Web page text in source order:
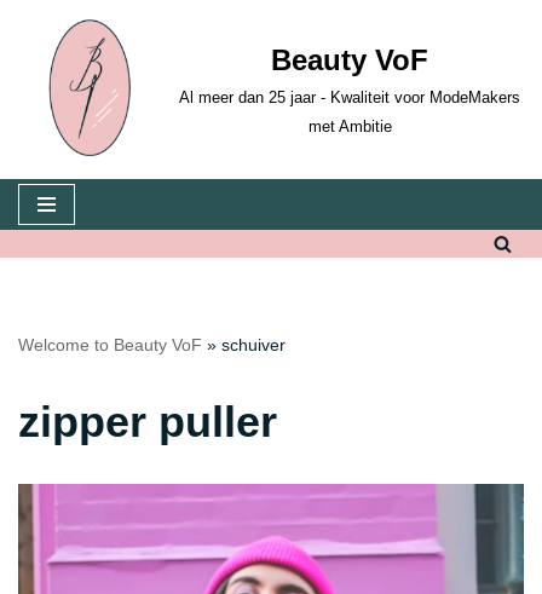
Skip
content
Beauty VoF
Al meer dan 25 jaar - Kwaliteit voor ModeMakers
met Ambitie
Welcome to Beauty VoF » schuiver
zipper puller